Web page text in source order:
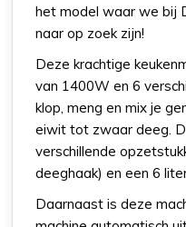
het model waar we bij
naar op zoek zijn!
Deze krachtige
van 1400W en 6
klop, meng en mix je
eiwit tot zwaar deeg.
verschillende
deeghaak) en een 6
Daarnaast is deze